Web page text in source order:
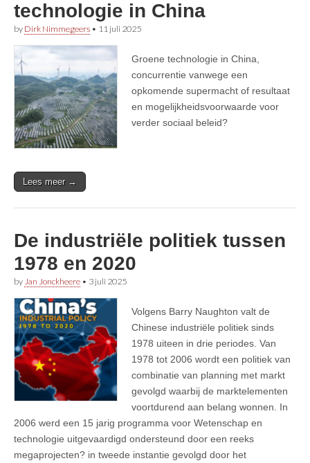
technologie in China
by Dirk Nimmegeers • 11 juli 2025
Groene technologie in China,
concurrentie vanwege een
opkomende supermacht of resultaat
en mogelijkheidsvoorwaarde voor
verder sociaal beleid?
Lees meer →
De industriële politiek tussen
1978 en 2020
by Jan Jonckheere • 3 juli 2025
Volgens Barry Naughton valt de
Chinese industriële politiek sinds
1978 uiteen in drie periodes. Van
1978 tot 2006 wordt een politiek van
combinatie van planning met markt
gevolgd waarbij de marktelementen
voortdurend aan belang wonnen. In
2006 werd een 15 jarig programma voor Wetenschap en
technologie uitgevaardigd ondersteund door een reeks
megaprojecten? in tweede instantie gevolgd door het